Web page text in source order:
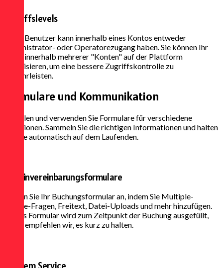
Zugriffslevels
Jeder Benutzer kann innerhalb eines Kontos entweder
Administrator- oder Operatorezugang haben. Sie können Ihr
Team innerhalb mehrerer "Konten" auf der Plattform
organisieren, um eine bessere Zugriffskontrolle zu
gewährleisten.
Formulare und Kommunikation
Erstellen und verwenden Sie Formulare für verschiedene
Funktionen. Sammeln Sie die richtigen Informationen und halten
Sie alle automatisch auf dem Laufenden.
Terminvereinbarungsformulare
Passen Sie Ihr Buchungsformular an, indem Sie Multiple-
Choice-Fragen, Freitext, Datei-Uploads und mehr hinzufügen.
Dieses Formular wird zum Zeitpunkt der Buchung ausgefüllt,
daher empfehlen wir, es kurz zu halten.
Vor dem Service